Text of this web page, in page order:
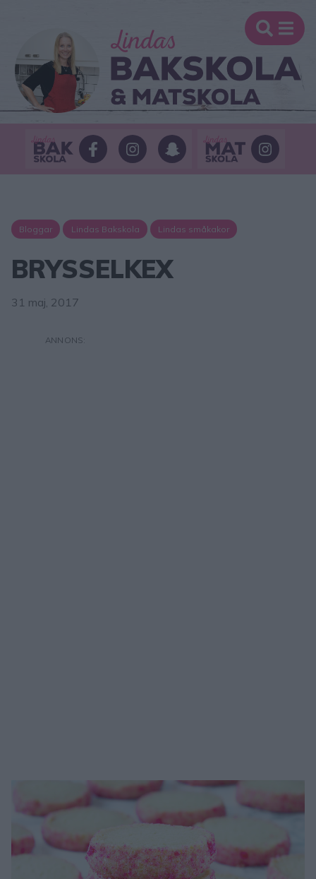
Bloggar Lindas Bakskola Lindas småkakor
BRYSSELKEX
31 maj, 2017